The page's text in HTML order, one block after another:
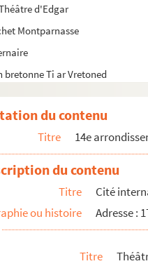
d'Edgar
Montparnasse
bretonne Ti ar Vretoned
Journal Montparnasse
Luther King
14
Campagne première
d'Edgar
du contenu
Titre 14e
du contenu
Titre
Cité
ou histoire
Adresse :
Titre